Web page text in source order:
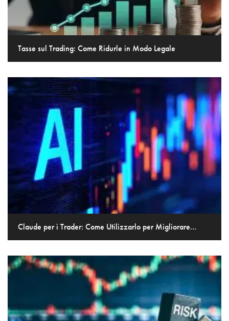
Tasse sul Trading: Come Ridurle in Modo Legale
Claude per i Trader: Come Utilizzarlo per Migliorare...